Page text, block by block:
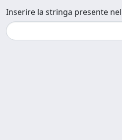
Inserire la stringa presente